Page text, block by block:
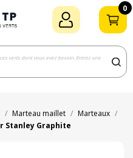
0
Marteau maillet
Marteaux
Stanley Graphite